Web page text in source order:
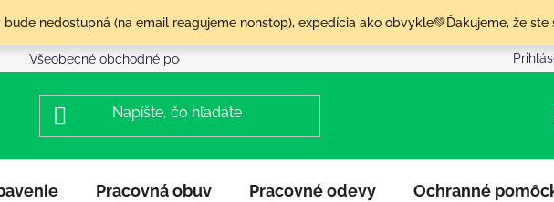
nedostupná (na email reagujeme nonstop), expedícia ako obvykle💚Ďakujeme, že ste
Všeobecné obchodné podmienky
Pracovná obuv Pracovné odevy Ochranné